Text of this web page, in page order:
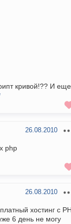
кривой!?? И еще
26.08.2010
php
26.08.2010
хостинг с
6 день не могу